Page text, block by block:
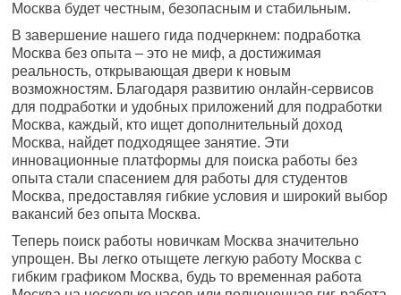
Москва будет честным, безопасным и стабильным.
В завершение нашего гида подчеркнем: подработка
Москва без опыта – это не миф, а достижимая
реальность, открывающая двери к новым
возможностям. Благодаря развитию онлайн-сервисов
для подработки и удобных приложений для подработки
Москва, каждый, кто ищет дополнительный доход
Москва, найдет подходящее занятие. Эти
инновационные платформы для поиска работы без
опыта стали спасением для работы для студентов
Москва, предоставляя гибкие условия и широкий выбор
вакансий без опыта Москва.
Теперь поиск работы новичкам Москва значительно
упрощен. Вы легко отыщете легкую работу Москва с
гибким графиком Москва, будь то временная работа